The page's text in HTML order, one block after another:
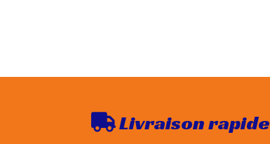
Livraison rapide